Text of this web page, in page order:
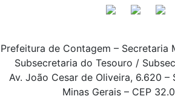
Prefeitura de Contagem – Secretaria
Subsecretaria do Tesouro /
Av. João Cesar de Oliveira, 6.620 –
Minas Gerais – CEP